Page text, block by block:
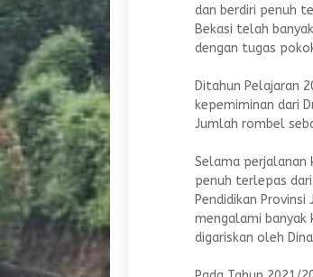
dan berdiri penuh
Bekasi telah
dengan tugas
Ditahun Pelajaran
kepemiminan dari
Jumlah rombel
Selama perjalanan
penuh terlepas
Pendidikan
mengalami banyak
digariskan oleh